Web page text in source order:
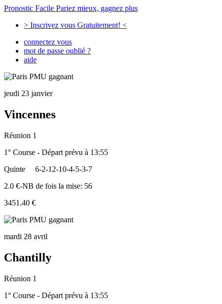
Pronostic Facile Pariez mieux, gagnez plus
> Inscrivez vous Gratuitement! <
connectez vous
mot de passe oublié ?
aide
jeudi 23 janvier
Vincennes
Réunion 1
1° Course - Départ prévu à 13:55
Quinte
6-2-12-10-4-5-3-7
2.0 €-NB de fois la mise: 56
3451.40 €
mardi 28 avril
Chantilly
Réunion 1
1° Course - Départ prévu à 13:55